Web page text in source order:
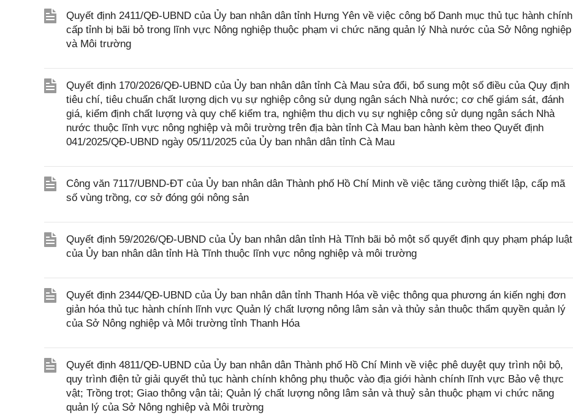
Quyết định 2411/QĐ-UBND của Ủy ban nhân dân tỉnh Hưng Yên về việc công bố Danh mục thủ tục hành chính
cấp tỉnh bị bãi bỏ trong lĩnh vực Nông nghiệp thuộc phạm vi chức năng quản lý Nhà nước của Sở Nông nghiệp
và Môi trường
Quyết định 170/2026/QĐ-UBND của Ủy ban nhân dân tỉnh Cà Mau sửa đổi, bổ sung một số điều của Quy định
tiêu chí, tiêu chuẩn chất lượng dịch vụ sự nghiệp công sử dụng ngân sách Nhà nước; cơ chế giám sát, đánh
giá, kiểm định chất lượng và quy chế kiểm tra, nghiệm thu dịch vụ sự nghiệp công sử dụng ngân sách Nhà
nước thuộc lĩnh vực nông nghiệp và môi trường trên địa bàn tỉnh Cà Mau ban hành kèm theo Quyết định
041/2025/QĐ-UBND ngày 05/11/2025 của Ủy ban nhân dân tỉnh Cà Mau
Công văn 7117/UBND-ĐT của Ủy ban nhân dân Thành phố Hồ Chí Minh về việc tăng cường thiết lập, cấp mã
số vùng trồng, cơ sở đóng gói nông sản
Quyết định 59/2026/QĐ-UBND của Ủy ban nhân dân tỉnh Hà Tĩnh bãi bỏ một số quyết định quy phạm pháp luật
của Ủy ban nhân dân tỉnh Hà Tĩnh thuộc lĩnh vực nông nghiệp và môi trường
Quyết định 2344/QĐ-UBND của Ủy ban nhân dân tỉnh Thanh Hóa về việc thông qua phương án kiến nghị đơn
giản hóa thủ tục hành chính lĩnh vực Quản lý chất lượng nông lâm sản và thủy sản thuộc thẩm quyền quản lý
của Sở Nông nghiệp và Môi trường tỉnh Thanh Hóa
Quyết định 4811/QĐ-UBND của Ủy ban nhân dân Thành phố Hồ Chí Minh về việc phê duyệt quy trình nội bộ,
quy trình điện tử giải quyết thủ tục hành chính không phụ thuộc vào địa giới hành chính lĩnh vực Bảo vệ thực
vật; Trồng trọt; Giao thông vận tải; Quản lý chất lượng nông lâm sản và thuỷ sản thuộc phạm vi chức năng
quản lý của Sở Nông nghiệp và Môi trường